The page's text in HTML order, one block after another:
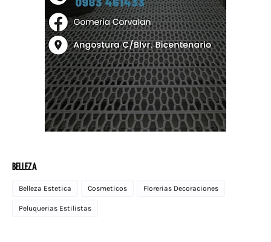
BELLEZA
Belleza Estetica Cosmeticos Florerias Decoraciones
Peluquerias Estilistas